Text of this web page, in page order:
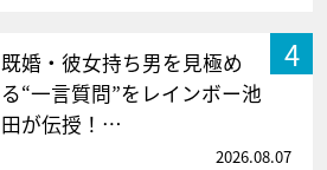
4
既婚・彼女持ち男を見極め
る“一言質問”をレインボー池
田が伝授！…
2026.08.07